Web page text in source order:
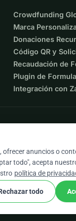
Crowdfunding
Marca
Donaciones
Código QR y
Recaudación de
Plugin de
Integración con
ofrecer anuncios o
todo", acepta
política de
todo